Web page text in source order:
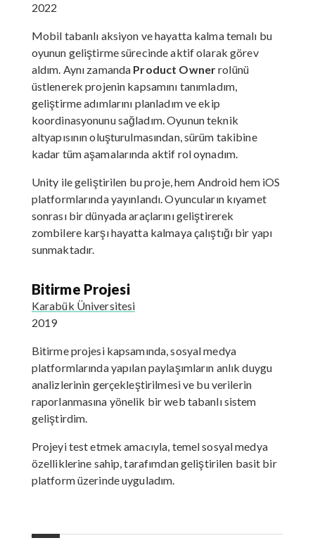
2022
Mobil tabanlı aksiyon ve hayatta kalma temalı bu
oyunun geliştirme sürecinde aktif olarak görev
aldım. Aynı zamanda Product Ownerrolünü
üstlenerek projenin kapsamını tanımladım,
geliştirme adımlarını planladım ve ekip
koordinasyonunu sağladım. Oyunun teknik
altyapısının oluşturulmasından, sürüm takibine
kadar tüm aşamalarında aktif rol oynadım.
Unity ile geliştirilen bu proje, hem Android hem iOS
platformlarında yayınlandı. Oyuncuların kıyamet
sonrası bir dünyada araçlarını geliştirerek
zombilere karşı hayatta kalmaya çalıştığı bir yapı
sunmaktadır.
Bitirme Projesi
Karabük Üniversitesi
2019
Bitirme projesi kapsamında, sosyal medya
platformlarında yapılan paylaşımların anlık duygu
analizlerinin gerçekleştirilmesi ve bu verilerin
raporlanmasına yönelik bir web tabanlı sistem
geliştirdim.
Projeyi test etmek amacıyla, temel sosyal medya
özelliklerine sahip, tarafımdan geliştirilen basit bir
platform üzerinde uyguladım.